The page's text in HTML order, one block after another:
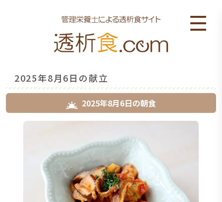
2025年8月6日の献立
2025年8月6日の朝食